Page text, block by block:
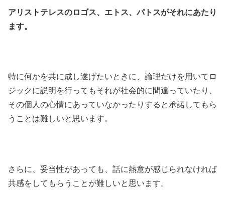
アリストテレスのロゴス、エトス、パトスがそれにあたり
ます。
特に何かを共に成し遂げたいときに、論理だけを用いてロ
ジックに説明を行ってもそれが社会的に間違っていたり、
その個人の心情にあっていなかったりすると承諾してもら
うことは難しいと思います。
さらに、妥当性があっても、話に熱意が感じられなければ
共感をしてもらうことが難しいと思います。